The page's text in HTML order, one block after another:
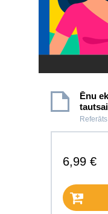
Ēnu
Referāts
6,99 €